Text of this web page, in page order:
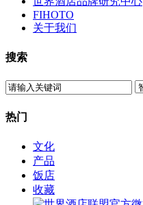
FIHOTO
关于我们
搜索
热门
文化
产品
饭店
收藏